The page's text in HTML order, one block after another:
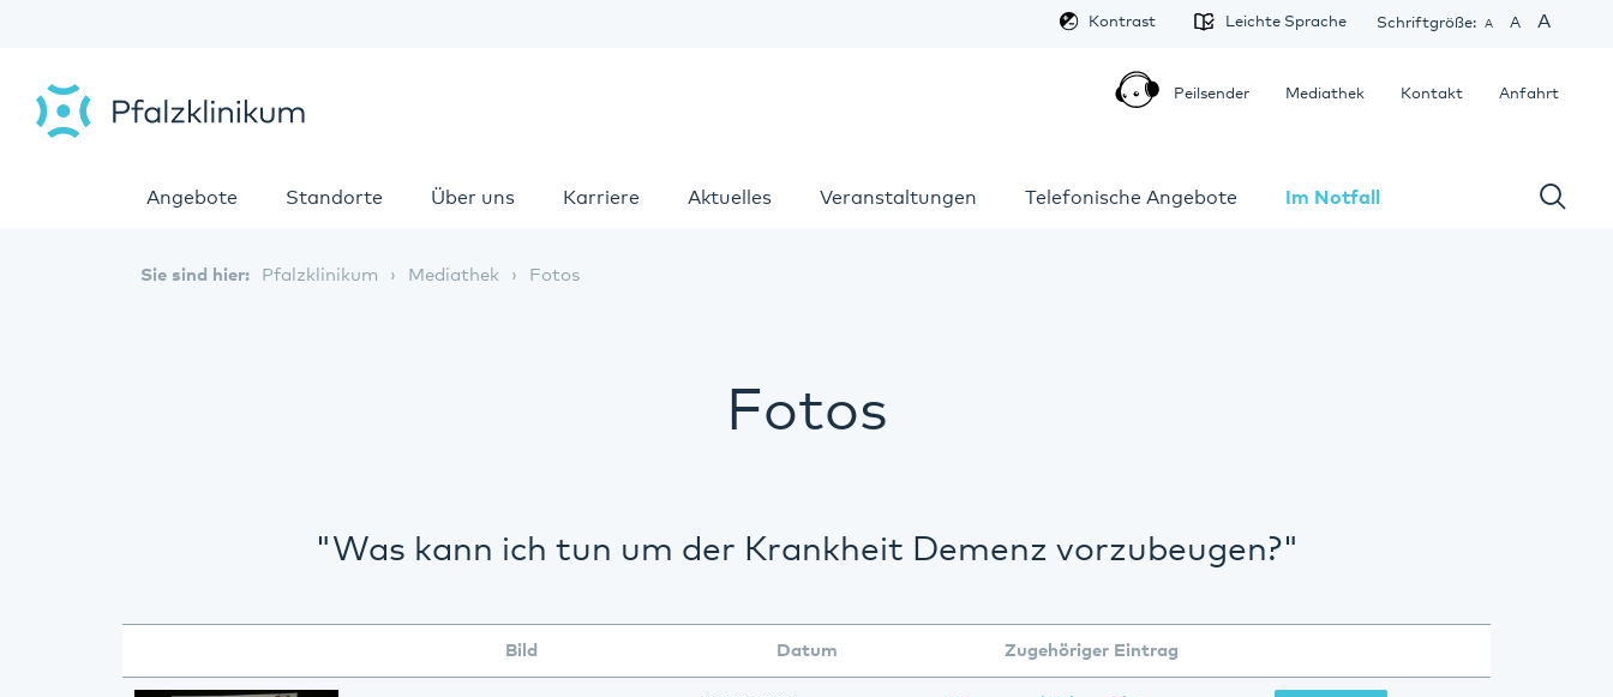
Angebote Standorte Über uns Karriere Aktuelles Veranstaltungen Telefonische Angebote Im Notfall
Schriftgröße: A A A
Leichte Sprache
Kontrast
Anfahrt
Kontakt
Mediathek
Peilsender
Sie sind hier: Pfalzklinikum Mediathek Fotos
Fotos
"Was kann ich tun um der Krankheit Demenz vorzubeugen?"
Bild Datum Zugehöriger Eintrag